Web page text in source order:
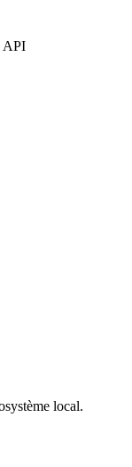
API
local.